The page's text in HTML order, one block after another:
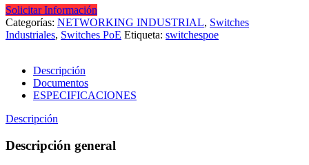
Solicitar Información
Categorías: NETWORKING INDUSTRIAL, Switches
Industriales, Switches PoE Etiqueta: switchespoe
Descripción
Documentos
ESPECIFICACIONES
Descripción
Descripción general